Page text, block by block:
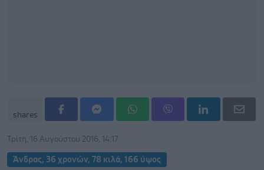
shares
Τρίτη, 16 Αυγούστου 2016, 14:17
Άνδρας, 36 χρονών, 78 κιλά, 166 ύψος